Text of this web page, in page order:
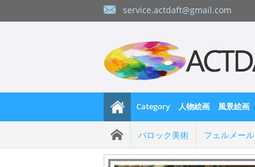
service.actdaft@gmail.com
Category 人物絵画 風景絵画
バロック美術 フェルメール